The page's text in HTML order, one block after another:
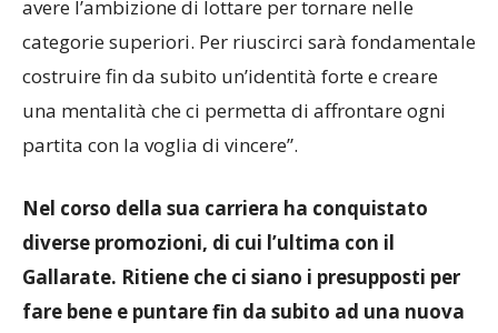
campionato. Una società come la Sestese deve
avere l’ambizione di lottare per tornare nelle
categorie superiori. Per riuscirci sarà fondamentale
costruire fin da subito un’identità forte e creare
una mentalità che ci permetta di affrontare ogni
Nel corso della sua carriera ha conquistato
diverse promozioni, di cui l’ultima con il
Gallarate. Ritiene che ci siano i presupposti per